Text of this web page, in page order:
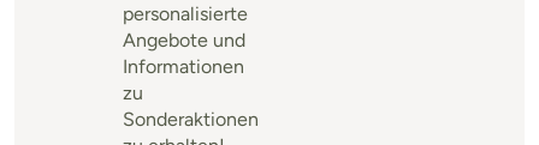
personalisierte
Angebote und
Informationen
zu
Sonderaktionen